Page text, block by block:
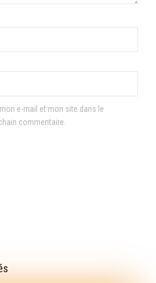
e-mail et mon site dans le
commentaire.